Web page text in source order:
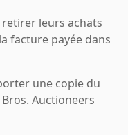
leurs achats
facture payée dans
une copie du
Auctioneers